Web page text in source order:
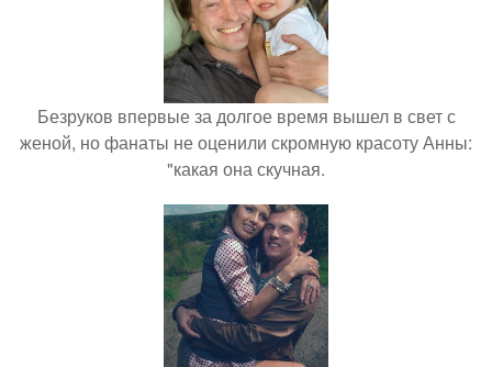
Безруков впервые за долгое время вышел в свет с
женой, но фанаты не оценили скромную красоту Анны:
"какая она скучная.